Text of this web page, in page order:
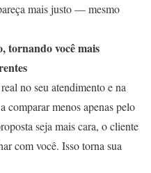
mais justo — mesmo
tornando você mais
no seu atendimento e na
comparar menos apenas pelo
seja mais cara, o cliente
com você. Isso torna sua